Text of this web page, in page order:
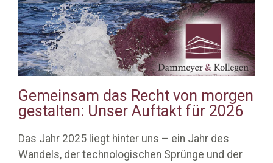
Gemeinsam das Recht von morgen
gestalten: Unser Auftakt für 2026
Das Jahr 2025 liegt hinter uns – ein Jahr des
Wandels, der technologischen Sprünge und der